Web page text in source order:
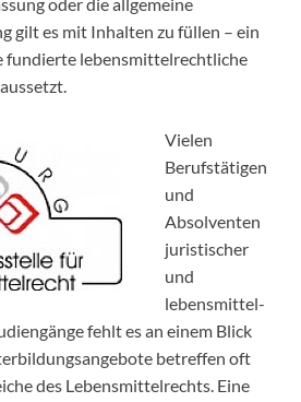
gilt es mit Inhalten zu füllen – ein
fundierte lebensmittelrechtliche
Vielen
Berufstätigen
und
Absolventen
juristischer
und
lebensmittel-
fehlt es an einem Blick
betreffen oft
des Lebensmittelrechts. Eine